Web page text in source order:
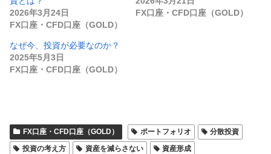
2026年3月24日
FX口座・CFD口座（GOLD）
FX口座・CFD口座（GOLD）
なぜ今、投資が必要なのか？
2025年5月3日
FX口座・CFD口座（GOLD）
FX口座・CFD口座（GOLD） ポートフォリオ
分散投資
投資の考え方
資産を減らさない 資産形成